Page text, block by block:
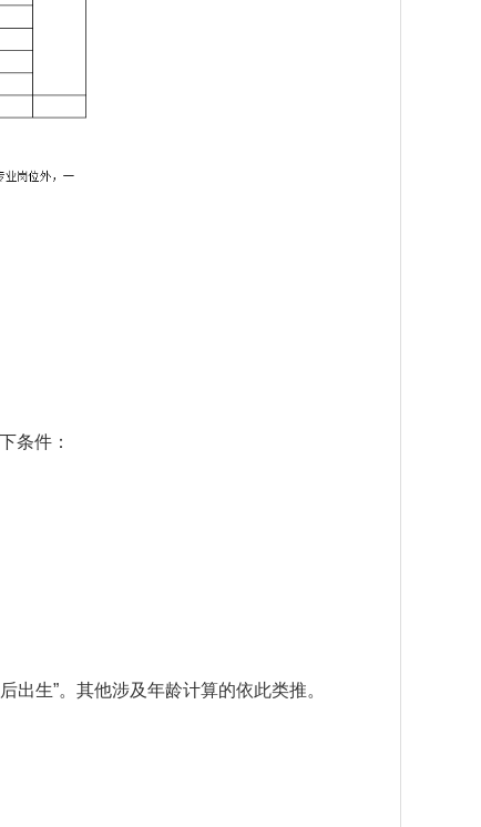
条件：
出生”。其他涉及年龄计算的依此类推。